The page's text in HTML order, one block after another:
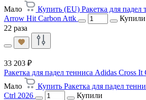
Мало
Купить (EU) Ракетка для падел
Arrow Hit Carbon Attk
Купили
22 раза
33 203 ₽
Ракетка для падел тенниса Adidas Cross It
Мало
Купить Ракетка для падел
Ctrl 2026
Купили